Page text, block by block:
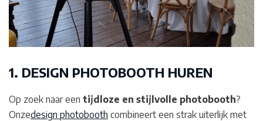
1. DESIGN PHOTOBOOTH HUREN
Op zoek naar een tijdloze en stijlvolle photobooth?
Onzedesign photobooth combineert een strak uiterlijk met